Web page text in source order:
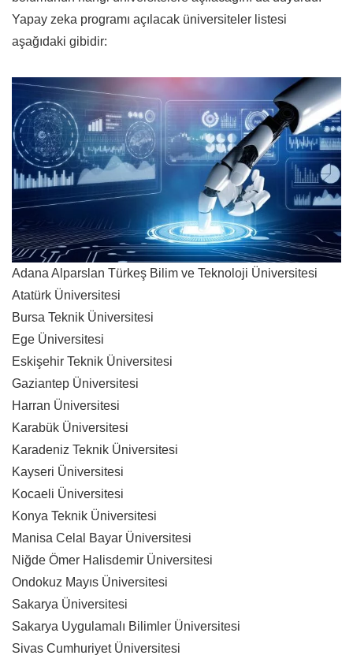
Yapay zeka programı açılacak üniversiteler listesi
aşağıdaki gibidir:
Adana Alparslan Türkeş Bilim ve Teknoloji Üniversitesi
Atatürk Üniversitesi
Bursa Teknik Üniversitesi
Ege Üniversitesi
Eskişehir Teknik Üniversitesi
Gaziantep Üniversitesi
Harran Üniversitesi
Karabük Üniversitesi
Karadeniz Teknik Üniversitesi
Kayseri Üniversitesi
Kocaeli Üniversitesi
Konya Teknik Üniversitesi
Manisa Celal Bayar Üniversitesi
Niğde Ömer Halisdemir Üniversitesi
Ondokuz Mayıs Üniversitesi
Sakarya Üniversitesi
Sakarya Uygulamalı Bilimler Üniversitesi
Sivas Cumhuriyet Üniversitesi